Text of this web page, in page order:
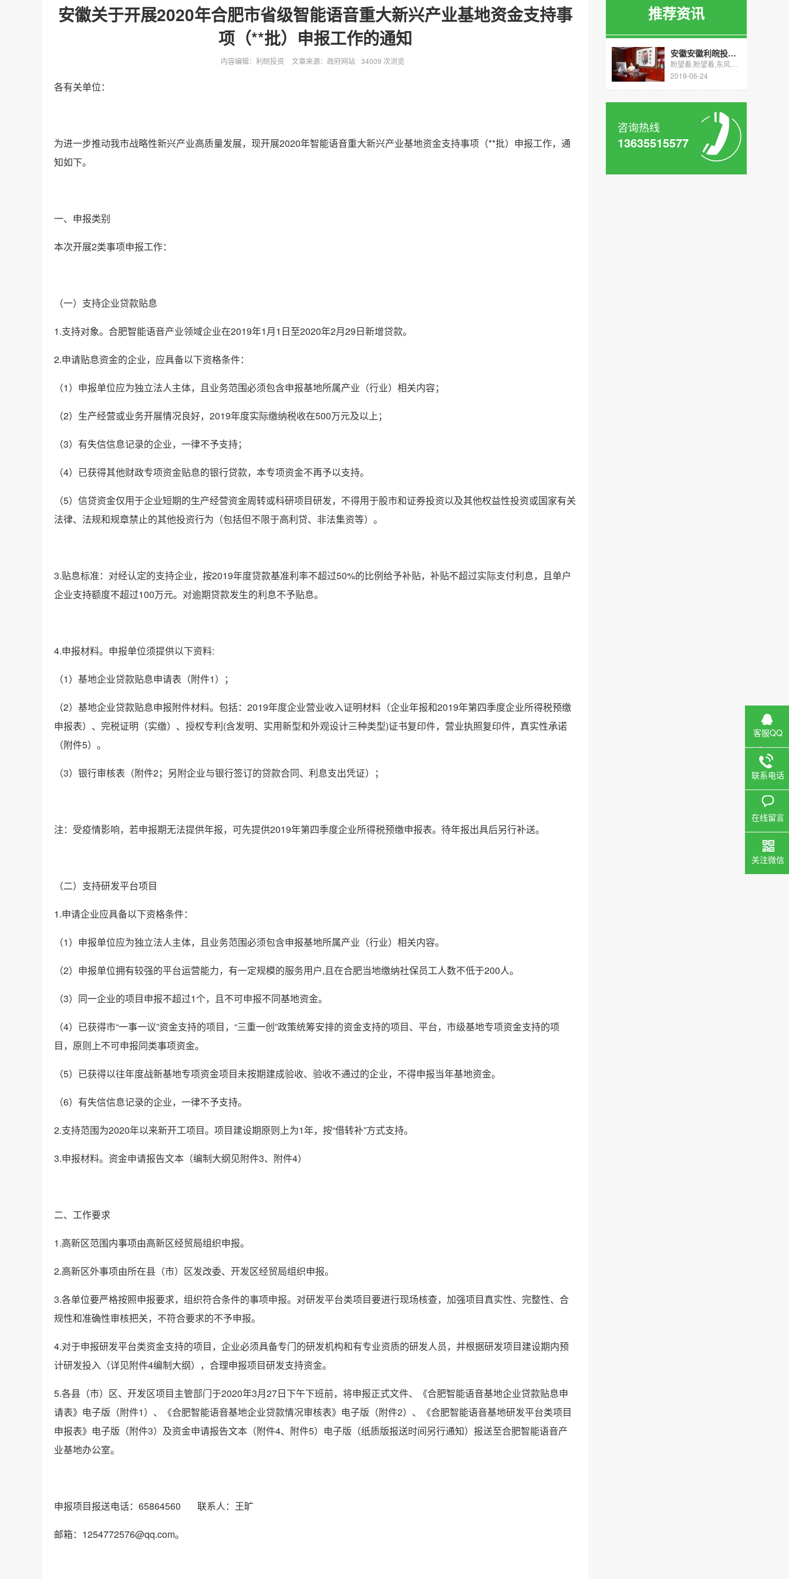
推荐资讯
安徽安徽利皖投资咨询管理有限公司组织活动
2019-06-24
咨询热线
13635515577
安徽关于开展2020年合肥市省级智能语音重大新兴产业基地资金支持事
项（**批）申报工作的通知
内容编辑：利皖投资 文章来源：政府网站 34009 次浏览
各有关单位：
为进一步推动我市战略性新兴产业高质量发展，现开展2020年智能语音重大新兴产业基地资金支持事项（**批）申报工作，通
知如下。
一、申报类别
本次开展2类事项申报工作：
（一）支持企业贷款贴息
1.支持对象。合肥智能语音产业领域企业在2019年1月1日至2020年2月29日新增贷款。
2.申请贴息资金的企业，应具备以下资格条件：
（1）申报单位应为独立法人主体，且业务范围必须包含申报基地所属产业（行业）相关内容；
（2）生产经营或业务开展情况良好，2019年度实际缴纳税收在500万元及以上；
（3）有失信信息记录的企业，一律不予支持；
（4）已获得其他财政专项资金贴息的银行贷款，本专项资金不再予以支持。
（5）信贷资金仅用于企业短期的生产经营资金周转或科研项目研发，不得用于股市和证券投资以及其他权益性投资或国家有关
法律、法规和规章禁止的其他投资行为（包括但不限于高利贷、非法集资等）。
3.贴息标准：对经认定的支持企业，按2019年度贷款基准利率不超过50%的比例给予补贴，补贴不超过实际支付利息，且单户
企业支持额度不超过100万元。对逾期贷款发生的利息不予贴息。
4.申报材料。申报单位须提供以下资料:
（1）基地企业贷款贴息申请表（附件1）；
（2）基地企业贷款贴息申报附件材料。包括：2019年度企业营业收入证明材料（企业年报和2019年第四季度企业所得税预缴
申报表）、完税证明（实缴）、授权专利(含发明、实用新型和外观设计三种类型)证书复印件，营业执照复印件，真实性承诺
（附件5）。
（3）银行审核表（附件2；另附企业与银行签订的贷款合同、利息支出凭证）；
注：受疫情影响，若申报期无法提供年报，可先提供2019年第四季度企业所得税预缴申报表。待年报出具后另行补送。
（二）支持研发平台项目
1.申请企业应具备以下资格条件：
（1）申报单位应为独立法人主体，且业务范围必须包含申报基地所属产业（行业）相关内容。
（2）申报单位拥有较强的平台运营能力，有一定规模的服务用户,且在合肥当地缴纳社保员工人数不低于200人。
（3）同一企业的项目申报不超过1个，且不可申报不同基地资金。
（4）已获得市“一事一议”资金支持的项目，“三重一创”政策统筹安排的资金支持的项目、平台，市级基地专项资金支持的项
目，原则上不可申报同类事项资金。
（5）已获得以往年度战新基地专项资金项目未按期建成验收、验收不通过的企业，不得申报当年基地资金。
（6）有失信信息记录的企业，一律不予支持。
2.支持范围为2020年以来新开工项目。项目建设期原则上为1年，按“借转补”方式支持。
3.申报材料。资金申请报告文本（编制大纲见附件3、附件4）
二、工作要求
1.高新区范围内事项由高新区经贸局组织申报。
2.高新区外事项由所在县（市）区发改委、开发区经贸局组织申报。
3.各单位要严格按照申报要求，组织符合条件的事项申报。对研发平台类项目要进行现场核查，加强项目真实性、完整性、合
规性和准确性审核把关，不符合要求的不予申报。
4.对于申报研发平台类资金支持的项目，企业必须具备专门的研发机构和有专业资质的研发人员，并根据研发项目建设期内预
计研发投入（详见附件4编制大纲），合理申报项目研发支持资金。
5.各县（市）区、开发区项目主管部门于2020年3月27日下午下班前，将申报正式文件、《合肥智能语音基地企业贷款贴息申
请表》电子版（附件1）、《合肥智能语音基地企业贷款情况审核表》电子版（附件2）、《合肥智能语音基地研发平台类项目
申报表》电子版（附件3）及资金申请报告文本（附件4、附件5）电子版（纸质版报送时间另行通知）报送至合肥智能语音产
业基地办公室。
申报项目报送电话：65864560 联系人：王旷
邮箱：1254772576@qq.com。
客服QQ
联系电话
在线留言
关注微信